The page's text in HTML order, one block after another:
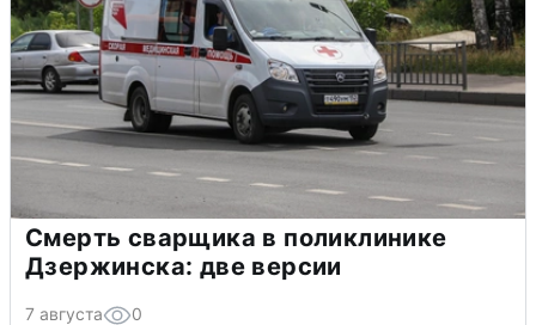
Смерть сварщика в поликлинике
Дзержинска: две версии
7 августа 0